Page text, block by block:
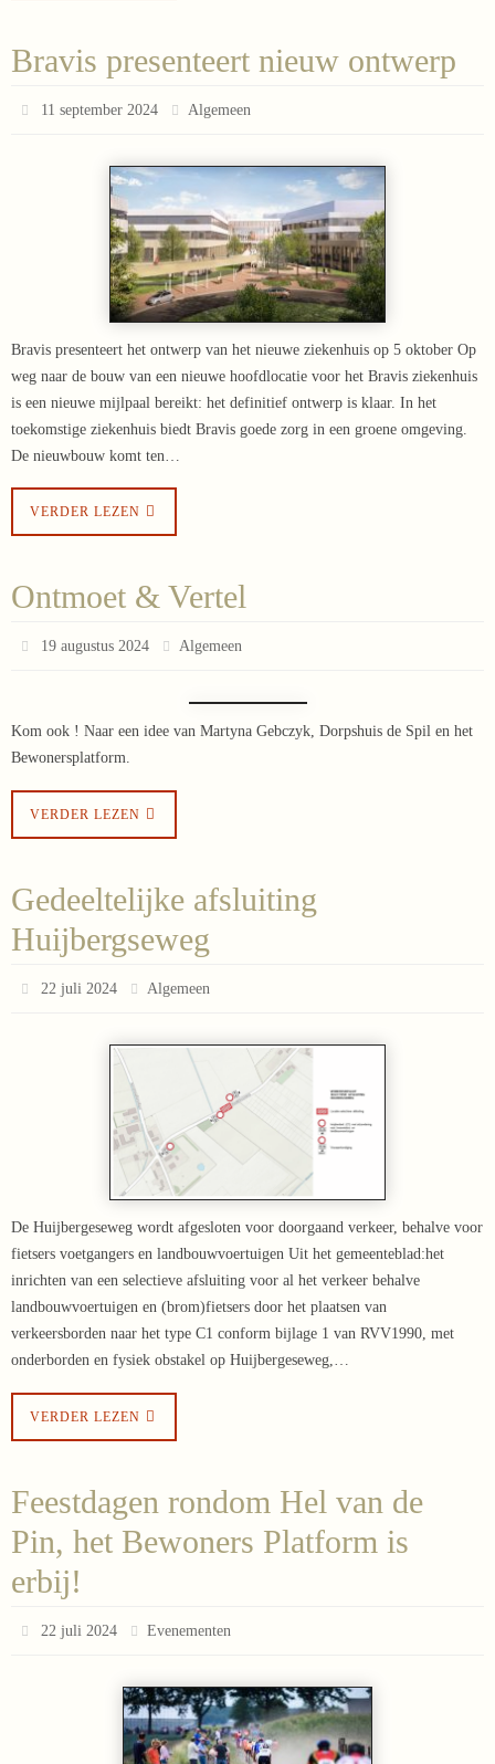
Bravis presenteert nieuw ontwerp
11 september 2024 Algemeen
Bravis presenteert het ontwerp van het nieuwe ziekenhuis op 5 oktober Op
weg naar de bouw van een nieuwe hoofdlocatie voor het Bravis ziekenhuis
is een nieuwe mijlpaal bereikt: het definitief ontwerp is klaar. In het
toekomstige ziekenhuis biedt Bravis goede zorg in een groene omgeving.
De nieuwbouw komt ten…
VERDER LEZEN
Ontmoet & Vertel
19 augustus 2024 Algemeen
Kom ook ! Naar een idee van Martyna Gebczyk, Dorpshuis de Spil en het
Bewonersplatform.
VERDER LEZEN
Gedeeltelijke afsluiting
Huijbergseweg
22 juli 2024 Algemeen
De Huijbergeseweg wordt afgesloten voor doorgaand verkeer, behalve voor
fietsers voetgangers en landbouwvoertuigen Uit het gemeenteblad:het
inrichten van een selectieve afsluiting voor al het verkeer behalve
landbouwvoertuigen en (brom)fietsers door het plaatsen van
verkeersborden naar het type C1 conform bijlage 1 van RVV1990, met
onderborden en fysiek obstakel op Huijbergeseweg,…
VERDER LEZEN
Feestdagen rondom Hel van de
Pin, het Bewoners Platform is
erbij!
22 juli 2024 Evenementen